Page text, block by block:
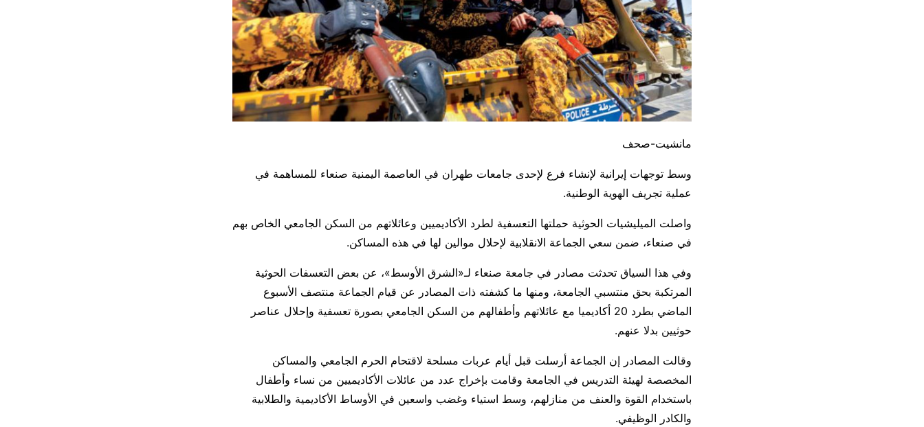
مانشيت-صحف
وسط توجهات إيرانية لإنشاء فرع لإحدى جامعات طهران في العاصمة اليمنية صنعاء للمساهمة في
عملية تجريف الهوية الوطنية.
واصلت الميليشيات الحوثية حملتها التعسفية لطرد الأكاديميين وعائلاتهم من السكن الجامعي الخاص بهم
في صنعاء، ضمن سعي الجماعة الانقلابية لإحلال موالين لها في هذه المساكن.
وفي هذا السياق تحدثت مصادر في جامعة صنعاء لـ«الشرق الأوسط»، عن بعض التعسفات الحوثية
المرتكبة بحق منتسبي الجامعة، ومنها ما كشفته ذات المصادر عن قيام الجماعة منتصف الأسبوع
الماضي بطرد 20 أكاديميا مع عائلاتهم وأطفالهم من السكن الجامعي بصورة تعسفية وإحلال عناصر
حوثيين بدلا عنهم.
وقالت المصادر إن الجماعة أرسلت قبل أيام عربات مسلحة لاقتحام الحرم الجامعي والمساكن
المخصصة لهيئة التدريس في الجامعة وقامت بإخراج عدد من عائلات الأكاديميين من نساء وأطفال
باستخدام القوة والعنف من منازلهم، وسط استياء وغضب واسعين في الأوساط الأكاديمية والطلابية
والكادر الوظيفي.